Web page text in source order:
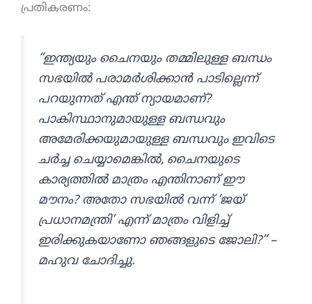
പ്രതികരണം:
“ഇന്ത്യയും ചൈനയും തമ്മിലുള്ള ബന്ധം
സഭയിൽ പരാമർശിക്കാൻ പാടില്ലെന്ന്
പറയുന്നത് എന്ത് ന്യായമാണ്?
പാകിസ്ഥാനുമായുള്ള ബന്ധവും
അമേരിക്കയുമായുള്ള ബന്ധവും ഇവിടെ
ചർച്ച ചെയ്യാമെങ്കിൽ, ചൈനയുടെ
കാര്യത്തിൽ മാത്രം എന്തിനാണ് ഈ
മൗനം? അതോ സഭയിൽ വന്ന് ‘ജയ്
പ്രധാനമന്ത്രി’ എന്ന് മാത്രം വിളിച്ച്
ഇരിക്കുകയാണോ ഞങ്ങളുടെ ജോലി?”–
മഹുവ ചോദിച്ചു.